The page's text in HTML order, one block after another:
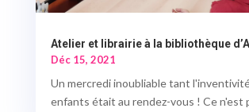
Atelier et librairie à la bibliothèque
Déc 15, 2021
Un mercredi inoubliable tant
enfants était au rendez-vous ! Ce n'est